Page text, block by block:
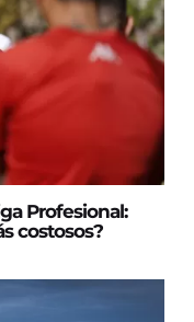
Profesional:
costosos?